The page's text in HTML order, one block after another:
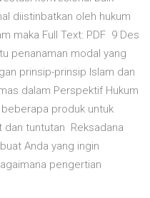
diistinbatkan oleh hukum
maka Full Text: PDF 9 Des
penanaman modal yang
prinsip-prinsip Islam dan
dalam Perspektif Hukum
beberapa produk untuk
dan tuntutan Reksadana
Anda yang ingin
pengertian